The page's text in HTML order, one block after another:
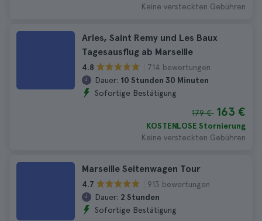
Keine versteckten Gebühren
Arles, Saint Remy und Les Baux
Tagesausflug ab Marseille
4.8
714 bewertungen
Dauer: 10 Stunden 30 Minuten
Sofortige Bestätigung
179 € 163 €
KOSTENLOSE Stornierung
Keine versteckten Gebühren
Marseille Seitenwagen Tour
4.7
913 bewertungen
Dauer: 2 Stunden
Sofortige Bestätigung